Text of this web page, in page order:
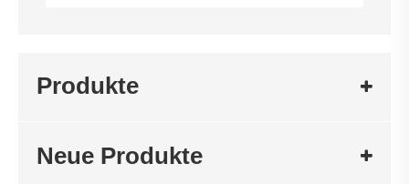
Produkte
Neue Produkte